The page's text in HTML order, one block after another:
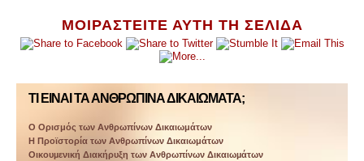
ΜΟΙΡΑΣΤΕΙΤΕ ΑΥΤΗ ΤΗ ΣΕΛΙΔΑ
ΤΙ ΕΊΝΑΙ ΤΑ ΑΝΘΡΏΠΙΝΑ ΔΙΚΑΙΏΜΑΤΑ;
Ο Ορισμός των Ανθρωπίνων Δικαιωμάτων
Η Προϊστορία των Ανθρωπίνων Δικαιωμάτων
Οικουµενική Διακήρυξη των Ανθρωπίνων Δικαιωµάτων